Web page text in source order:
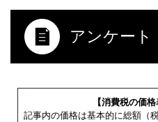
アンケート
【消費税の価
記事内の価格は基本的に総額（